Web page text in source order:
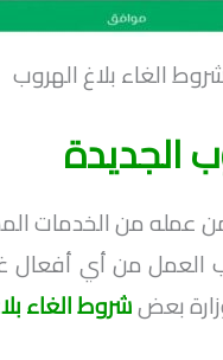
الغاء بلاغ الهروب
الجديدة
عمله من الخدمات
من أي أفعال
بعضشروط الغاء